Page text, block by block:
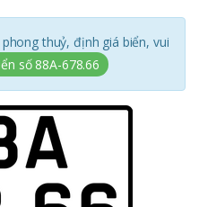
thuỷ, định giá biển, vui
số 88A-678.66